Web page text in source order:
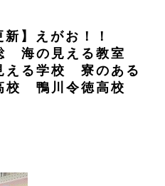
新】えがお！！
海の見える教室
える学校 寮のある
校 鴨川令徳高校